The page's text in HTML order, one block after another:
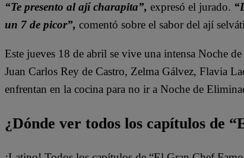
“Te presento al ají charapita”, expresó el jurado.
un 7 de picor”, comentó sobre el sabor del ají
Este jueves 18 de abril se vive una intensa Noche
Juan Carlos Rey de Castro, Zelma Gálvez, Flavia
enfrentan en la cocina para no ir a Noche de
¿Dónde ver todos los capítulos de